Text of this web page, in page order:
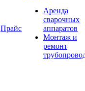
Прайс
Аренда
сварочных
аппаратов
Монтаж и
ремонт